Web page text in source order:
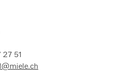
27 51